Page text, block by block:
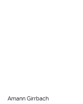
Amann Girrbach